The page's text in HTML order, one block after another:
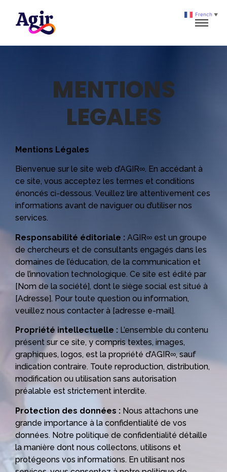
MENTIONS
LEGALES
Mentions Légales
Bienvenue sur le site web d’AGIR∞. En accédant à
ce site, vous acceptez les termes et conditions
énoncés ci-dessous. Veuillez lire attentivement ces
informations avant de naviguer ou d’utiliser nos
services.
Responsabilité éditoriale : AGIR∞ est un groupe
de chercheurs et de consultants engagés dans les
domaines de l’éducation, de la communication et
de l’innovation technologique. Ce site est édité par
[Nom de la société], dont le siège social est situé à
[Adresse]. Pour toute question ou information,
veuillez nous contacter à [adresse e-mail].
Propriété intellectuelle : L’ensemble du contenu
présent sur ce site, y compris textes, images,
graphiques, logos, est la propriété d’AGIR∞, sauf
indication contraire. Toute reproduction, distribution,
modification ou utilisation sans autorisation
préalable est strictement interdite.
Protection des données : Nous attachons une
grande importance à la confidentialité de vos
données. Notre politique de confidentialité détaille
la manière dont nous collectons, utilisons et
protégeons vos informations. En utilisant nos
French ▼